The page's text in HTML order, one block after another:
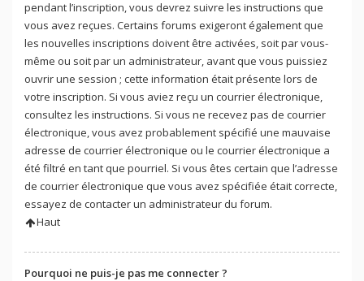
pendant l’inscription, vous devrez suivre les instructions que
vous avez reçues. Certains forums exigeront également que
les nouvelles inscriptions doivent être activées, soit par vous-
même ou soit par un administrateur, avant que vous puissiez
ouvrir une session ; cette information était présente lors de
votre inscription. Si vous aviez reçu un courrier électronique,
consultez les instructions. Si vous ne recevez pas de courrier
électronique, vous avez probablement spécifié une mauvaise
adresse de courrier électronique ou le courrier électronique a
été filtré en tant que pourriel. Si vous êtes certain que l’adresse
de courrier électronique que vous avez spécifiée était correcte,
essayez de contacter un administrateur du forum.
Haut
Pourquoi ne puis-je pas me connecter ?